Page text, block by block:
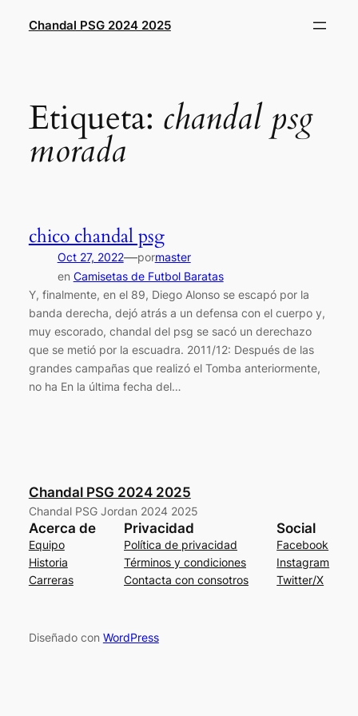
Chandal PSG 2024 2025
Etiqueta: chandal psg
morada
chico chandal psg
Oct 27, 2022—pormaster
en Camisetas de Futbol Baratas
Y, finalmente, en el 89, Diego Alonso se escapó por la
banda derecha, dejó atrás a un defensa con el cuerpo y,
muy escorado, chandal del psg se sacó un derechazo
que se metió por la escuadra. 2011/12: Después de las
grandes campañas que realizó el Tomba anteriormente,
no ha En la última fecha del…
Chandal PSG 2024 2025
Chandal PSG Jordan 2024 2025
Acerca de
Equipo
Historia
Carreras
Privacidad
Política de privacidad
Términos y condiciones
Contacta con consotros
Social
Facebook
Instagram
Twitter/X
Diseñado con WordPress